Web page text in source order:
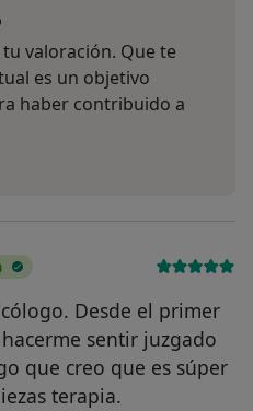
valoración. Que te
es un objetivo
haber contribuido a
Desde el primer
sentir juzgado
que creo que es súper
terapia.